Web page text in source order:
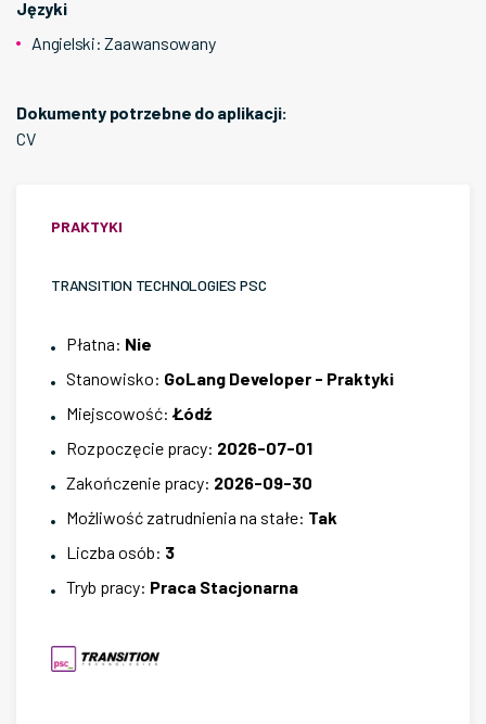
Języki
Angielski:Zaawansowany
Dokumenty potrzebne do aplikacji:
CV
PRAKTYKI
TRANSITION TECHNOLOGIES PSC
Płatna: Nie
Stanowisko: GoLang Developer - Praktyki
Miejscowość:Łódź
Rozpoczęcie pracy: 2026-07-01
Zakończenie pracy: 2026-09-30
Możliwość zatrudnienia na stałe: Tak
Liczba osób: 3
Tryb pracy: Praca Stacjonarna